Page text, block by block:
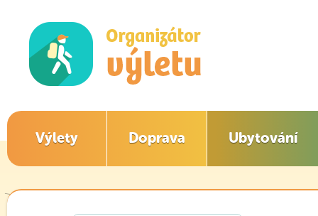
Výlety Doprava Ubytování